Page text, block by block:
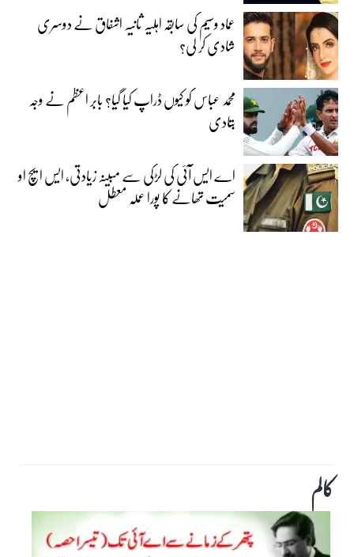
عماد وسیم کی سابقہ اہلیہ ثانیہ اشفاق نے دوسری
شادی کر لی؟
محمد عباس کو کیوں ڈراپ کیا گیا؟ بابر اعظم نے وجہ
بتادی
اے ایس آئی کی لڑکی سے مبینہ زیادتی، ایس ایچ او
سمیت تھانے کا پورا عملہ معطل
کالم